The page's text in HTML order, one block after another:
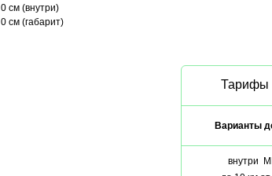
0 см (внутри)
0 см (габарит)
Тарифы
Варианты
внутри